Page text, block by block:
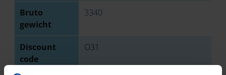
Bruto
gewicht
3340
Discount
code
O31